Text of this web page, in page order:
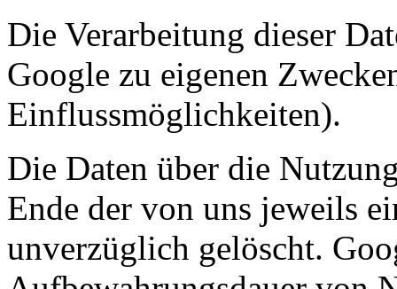
Die Verarbeitung dieser
Google zu eigenen
Einflussmöglichkeiten).
Die Daten über die
Ende der von uns jeweils
unverzüglich gelöscht.